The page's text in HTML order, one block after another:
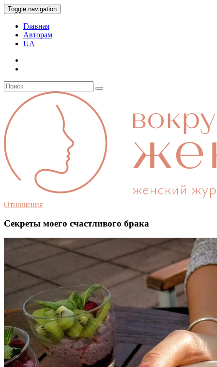
Toggle navigation
Главная
Авторам
UA
Отношения
Секреты моего счастливого брака